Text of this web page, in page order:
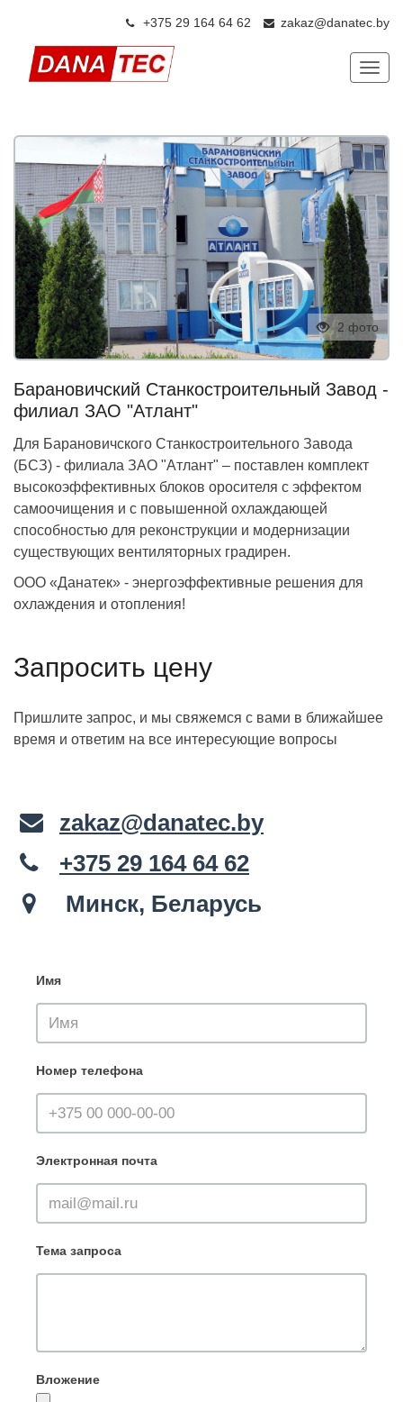
+375 29 164 64 62 zakaz@danatec.by
2 фото
Барановичский Станкостроительный Завод -
филиал ЗАО "Атлант"
Для Барановичского Станкостроительного Завода
(БСЗ) - филиала ЗАО "Атлант" – поставлен комплект
высокоэффективных блоков оросителя с эффектом
самоочищения и с повышенной охлаждающей
способностью для реконструкции и модернизации
существующих вентиляторных градирен.
ООО «Данатек» - энергоэффективные решения для
охлаждения и отопления!
Запросить цену
Пришлите запрос, и мы свяжемся с вами в ближайшее
время и ответим на все интересующие вопросы
zakaz@danatec.by
+375 29 164 64 62
Минск, Беларусь
Имя
Номер телефона
Электронная почта
Тема запроса
Вложение